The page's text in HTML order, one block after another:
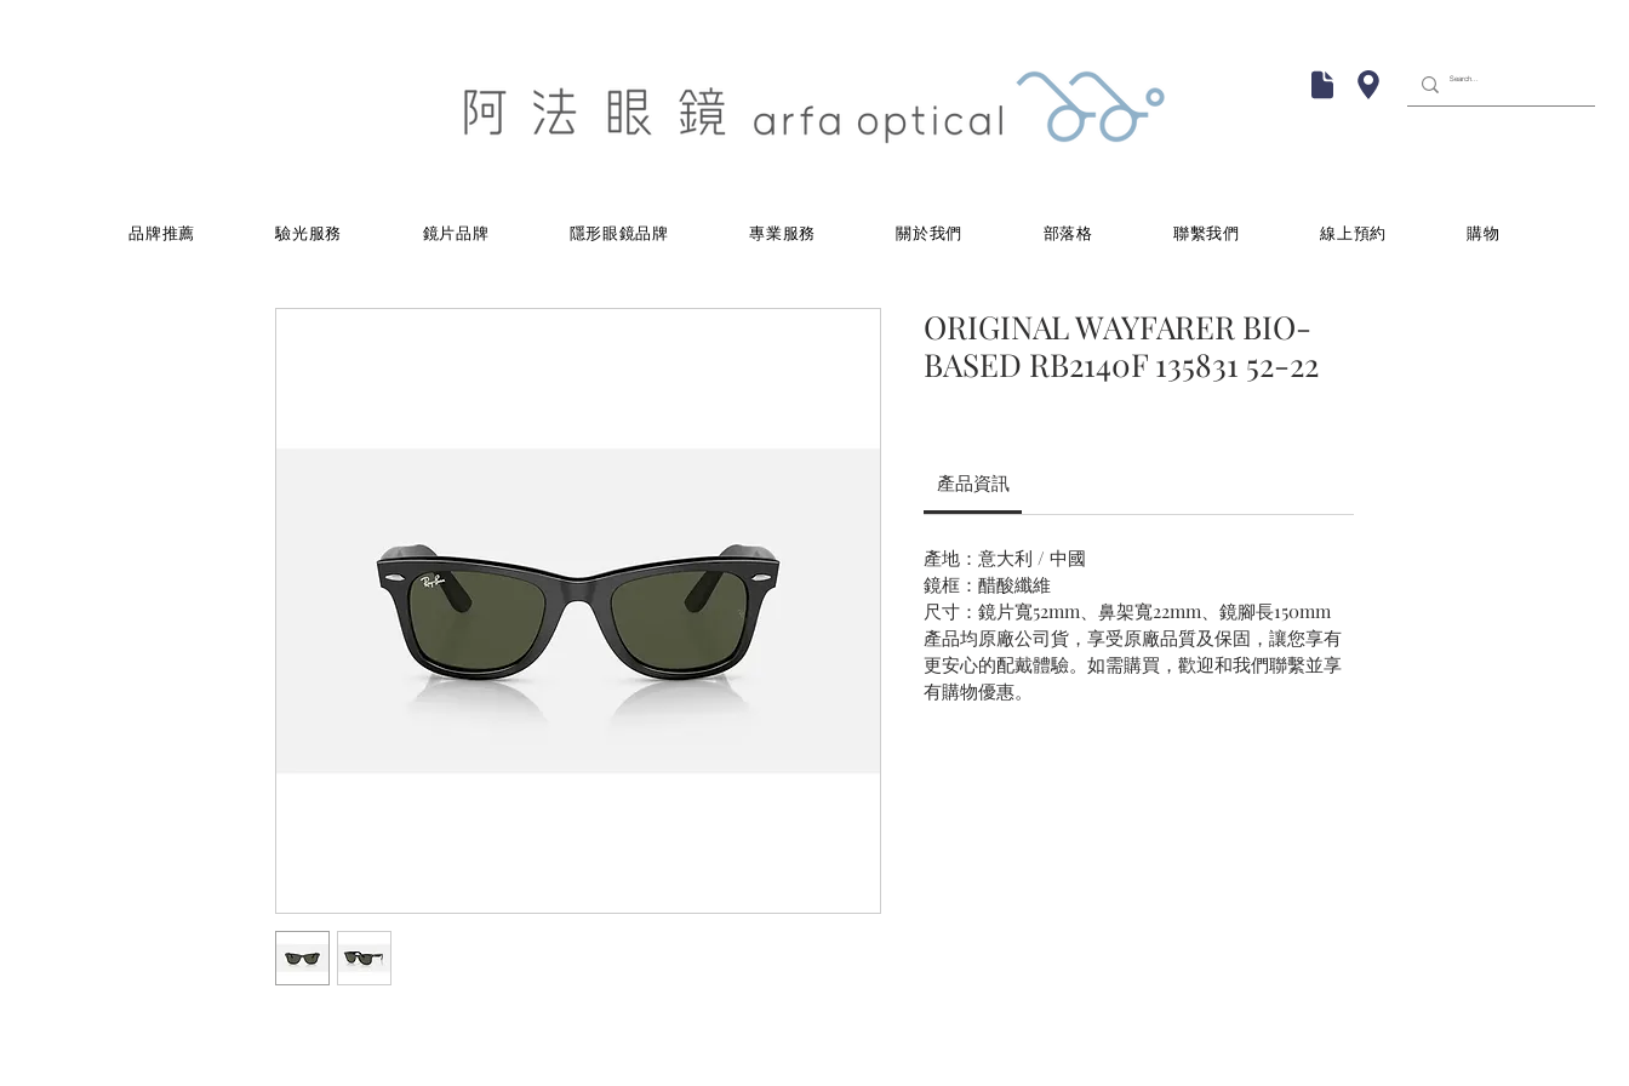
品牌推薦 驗光服務 鏡片品牌 隱形眼鏡品牌 專業服務 關於我們 部落格 聯繫我們 線上預約 購物
ORIGINAL WAYFARER BIO-
BASED RB2140F 135831 52-22
產品資訊
產地：意大利 / 中國
鏡框：醋酸纖維
尺寸：鏡片寬52mm、鼻架寬22mm、鏡腳長150mm
產品均原廠公司貨，享受原廠品質及保固，讓您享有
更安心的配戴體驗。如需購買，歡迎和我們聯繫並享
有購物優惠。